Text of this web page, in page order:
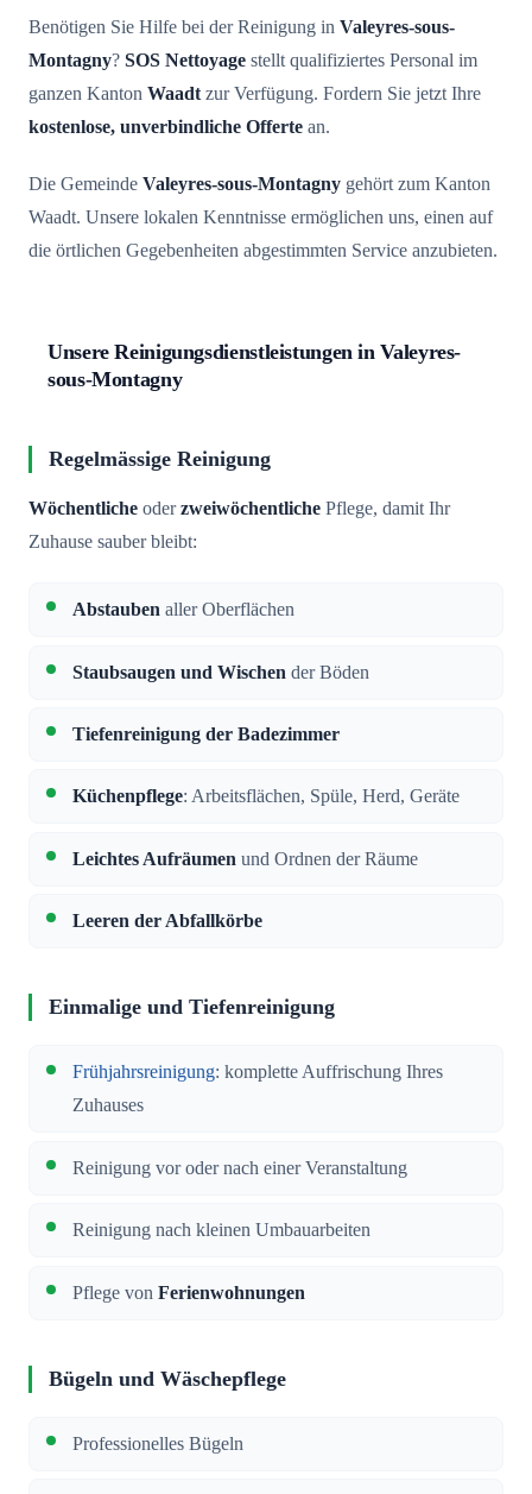
Benötigen Sie Hilfe bei der Reinigung in Valeyres-sous-
Montagny? SOS Nettoyage stellt qualifiziertes Personal im
ganzen Kanton Waadtzur Verfügung. Fordern Sie jetzt Ihre
kostenlose, unverbindliche Offerte an.
Die Gemeinde Valeyres-sous-Montagny gehört zum Kanton
Waadt. Unsere lokalen Kenntnisse ermöglichen uns, einen auf
die örtlichen Gegebenheiten abgestimmten Service anzubieten.
Unsere Reinigungsdienstleistungen in Valeyres-
sous-Montagny
Regelmässige Reinigung
Wöchentliche oderzweiwöchentliche Pflege, damit Ihr
Zuhause sauber bleibt:
Abstauben aller Oberflächen
Staubsaugen und Wischen der Böden
Tiefenreinigung der Badezimmer
Küchenpflege: Arbeitsflächen, Spüle, Herd, Geräte
Leichtes Aufräumen und Ordnen der Räume
Leeren der Abfallkörbe
Einmalige und Tiefenreinigung
Frühjahrsreinigung: komplette Auffrischung Ihres
Zuhauses
Reinigung vor oder nach einer Veranstaltung
Reinigung nach kleinen Umbauarbeiten
Pflege von Ferienwohnungen
Bügeln und Wäschepflege
Professionelles Bügeln